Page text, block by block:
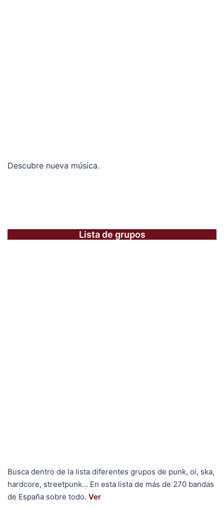
Descubre nueva música.
Lista de grupos
Busca dentro de la lista diferentes grupos de punk, oi, ska,
hardcore, streetpunk… En esta lista de más de 270 bandas
de España sobre todo. Ver